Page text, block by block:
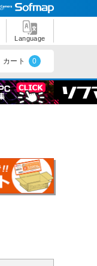
Language
カート 0